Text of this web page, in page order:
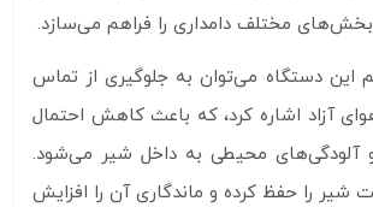
بخش‌های مختلف دامداری را فراهم می‌سازد.
این دستگاه می‌توان به جلوگیری از تماس
آزاد اشاره کرد، که باعث کاهش احتمال
آلودگی‌های محیطی به داخل شیر می‌شود.
شیر را حفظ کرده و ماندگاری آن را افزایش